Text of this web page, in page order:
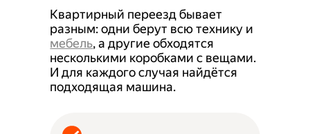
Квартирный переезд бывает
разным: одни берут всю технику и
мебель, а другие обходятся
несколькими коробками с вещами.
И для каждого случая найдётся
подходящая машина.